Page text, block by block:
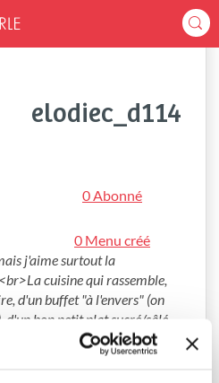
elodiec_d114
0 Abonné
0 Menu créé
j'aime surtout la
cuisine qui rassemble,
d'un buffet "à l'envers" (on
d'un bon petit plat sucré/sâlé
et des amis.<br>Demarle
à la portée de tout le